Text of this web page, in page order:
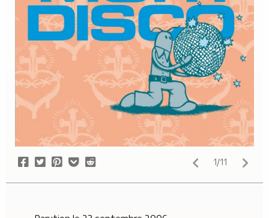
Share
on
Tweet
Pin
it
Add
to
Submit
to
1/11